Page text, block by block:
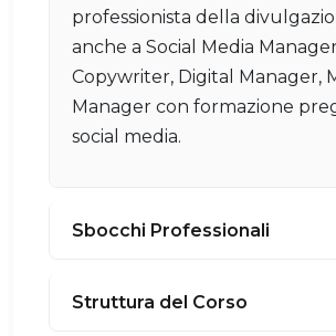
professionista della
anche a Social Media
Copywriter, Digital Manager,
Manager con formazione
social media.
Sbocchi Professionali
Struttura del Corso